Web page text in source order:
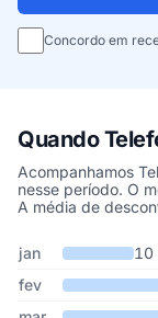
Concordo em
Quando
Acompanhamos
nesse período. O
A média de
Cupons de
Mês Cupons
jan 10
fev